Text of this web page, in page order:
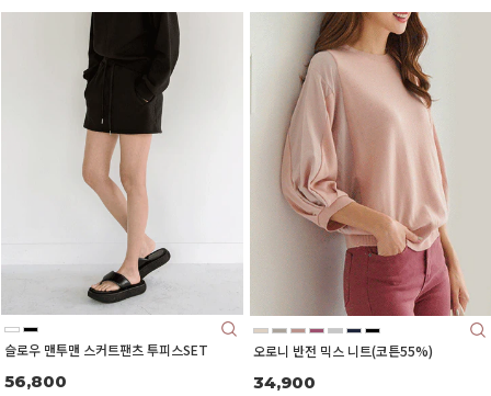
슬로우 맨투맨 스커트팬츠 투피스SET
56,800
오로니 반전 믹스 니트(코튼55%)
34,900